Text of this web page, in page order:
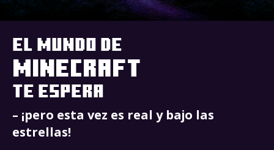
El mundo de
Minecraft
te espera
– ¡pero esta vez es real y bajo las
estrellas!